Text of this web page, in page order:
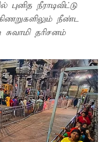
நீராடிவிட்டு
நீண்ட
சுவாமி தரிசனம்